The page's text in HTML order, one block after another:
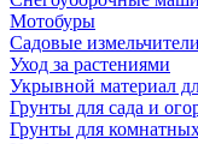
Мотобуры
Садовые
Уход за растениями
Укрывной материал
Грунты для сада и
Грунты для